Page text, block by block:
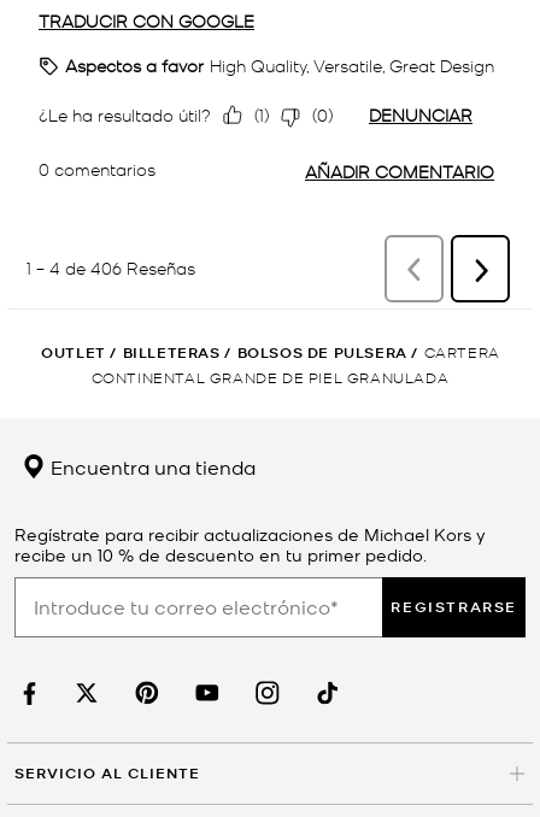
OUTLET / BILLETERAS / BOLSOS DE PULSERA / CARTERA
CONTINENTAL GRANDE DE PIEL GRANULADA
Encuentra una tienda
Regístrate para recibir actualizaciones de Michael Kors y
recibe un 10 % de descuento en tu primer pedido.
REGISTRARSE
SERVICIO AL CLIENTE